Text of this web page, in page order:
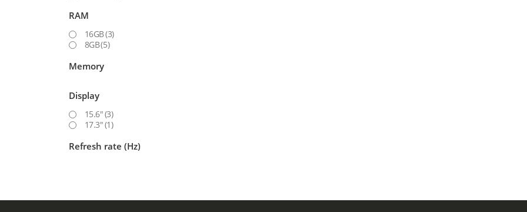
RAM
16GB(3)
8GB(5)
Memory
Display
15.6"(3)
17.3"(1)
Refresh rate (Hz)